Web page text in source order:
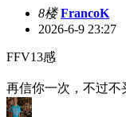
8楼 FrancoK
2026-6-9 23:27
FFV13感
再信你一次，不过不